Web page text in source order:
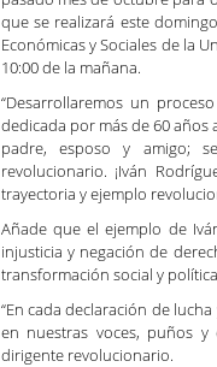
que se realizará este
Económicas y Sociales de la
10:00 de la mañana.
“Desarrollaremos un
dedicada por más de 60
padre, esposo y amigo;
revolucionario. ¡Iván
trayectoria y ejemplo
Añade que el ejemplo de
injusticia y negación de
transformación social y
“En cada declaración de
en nuestras voces, puños y
dirigente revolucionario.